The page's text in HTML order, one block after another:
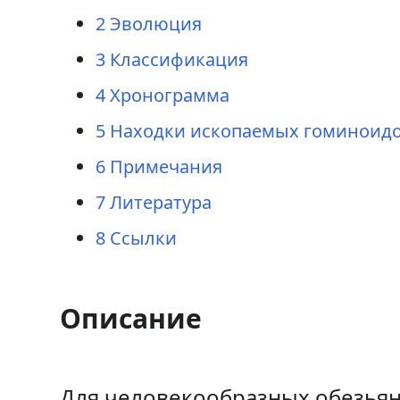
2Эволюция
3 Классификация
4Хронограмма
5 Находки ископаемых
6 Примечания
7Литература
8 Ссылки
Описание